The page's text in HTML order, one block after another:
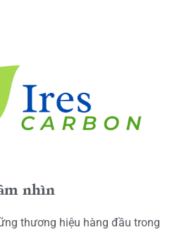
nhìn
thương hiệu hàng đầu trong